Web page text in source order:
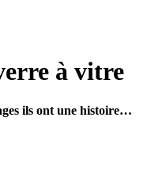
à vitre
ils ont une histoire…